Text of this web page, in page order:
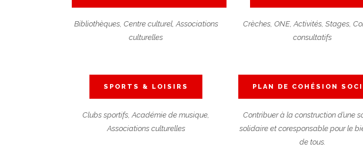
Bibliothèques, Centre culturel, Associations
culturelles
Crèches, ONE, Activités, Stages,
consultatifs
SPORTS & LOISIRS
Clubs sportifs, Académie de musique,
Associations culturelles
PLAN DE COHÉSION
Contribuer à la construction d’une
solidaire et coresponsable pour le
de tous.